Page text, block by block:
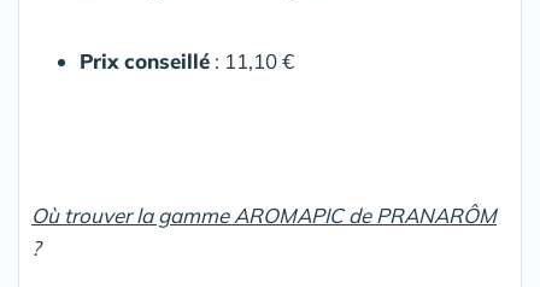
Prix conseillé : 11,10 €
Où trouver la gamme AROMAPIC de PRANARÔM
?